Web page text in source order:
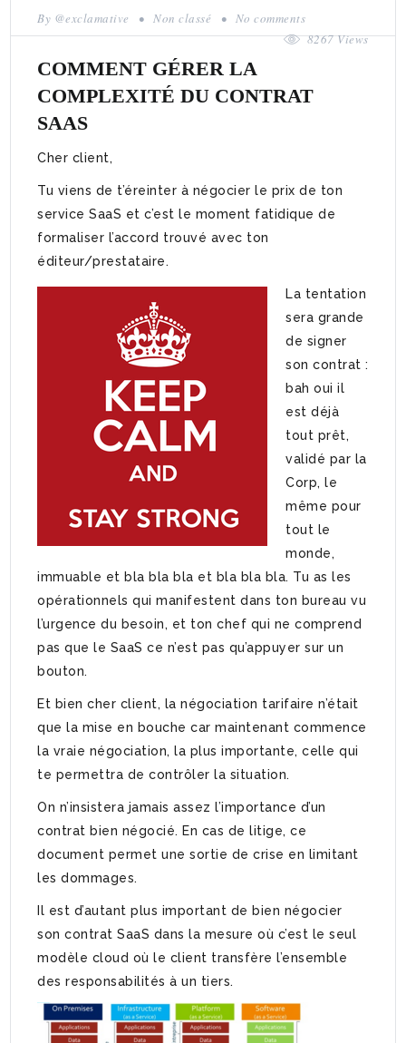
By @exclamative • Non classé •
No comments
8267 Views
COMMENT GÉRER LA
COMPLEXITÉ DU CONTRAT
SAAS
Cher client,
Tu viens de t’éreinter à négocier le prix de ton
service SaaS et c’est le moment fatidique de
formaliser l’accord trouvé avec ton
éditeur/prestataire.
La tentation
sera grande
de signer
son contrat :
bah oui il
est déjà
tout prêt,
validé par la
Corp, le
même pour
tout le
monde,
immuable et bla bla bla et bla bla bla. Tu as les
opérationnels qui manifestent dans ton bureau vu
l’urgence du besoin, et ton chef qui ne comprend
pas que le SaaS ce n’est pas qu’appuyer sur un
bouton.
Et bien cher client, la négociation tarifaire n’était
que la mise en bouche car maintenant commence
la vraie négociation, la plus importante, celle qui
te permettra de contrôler la situation.
On n’insistera jamais assez l’importance d’un
contrat bien négocié. En cas de litige, ce
document permet une sortie de crise en limitant
les dommages.
Il est d’autant plus important de bien négocier
son contrat SaaS dans la mesure où c’est le seul
modèle cloud où le client transfère l’ensemble
des responsabilités à un tiers.